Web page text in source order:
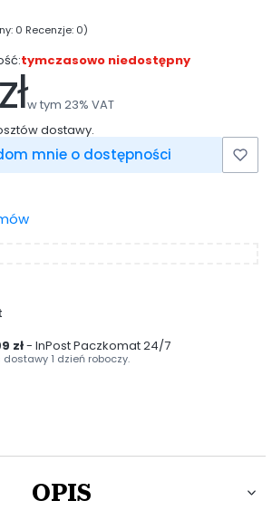
0 Recenzje: 0)
tymczasowo niedostępny
w tym 23% VAT
w tym 23% VAT
dostawy.
mnie o dostępności
zł- InPost Paczkomat 24/7
1 dzień roboczy.
OPIS